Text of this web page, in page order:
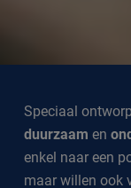
Speciaal
duurzaam en
enkel naar een
maar willen ook